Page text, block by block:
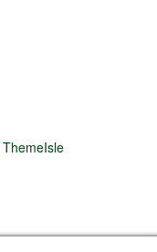
ThemeIsle